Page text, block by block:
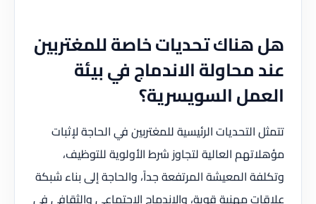
هل هناك تحديات خاصة للمغتربين
عند محاولة الاندماج في بيئة
العمل السويسرية؟
تتمثل التحديات الرئيسية للمغتربين في الحاجة لإثبات
مؤهلاتهم العالية لتجاوز شرط الأولوية للتوظيف،
وتكلفة المعيشة المرتفعة جداً، والحاجة إلى بناء شبكة
علاقات مهنية قوية، والاندماج الاجتماعي والثقافي في